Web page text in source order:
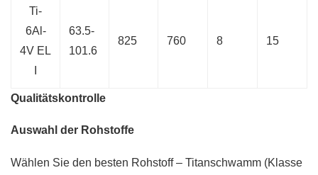
Ti-
6Al-
4V EL
63.5-
101.6
825 760 8 15
Qualitätskontrolle
Auswahl der Rohstoffe
Wählen Sie den besten Rohstoff – Titanschwamm (Klasse